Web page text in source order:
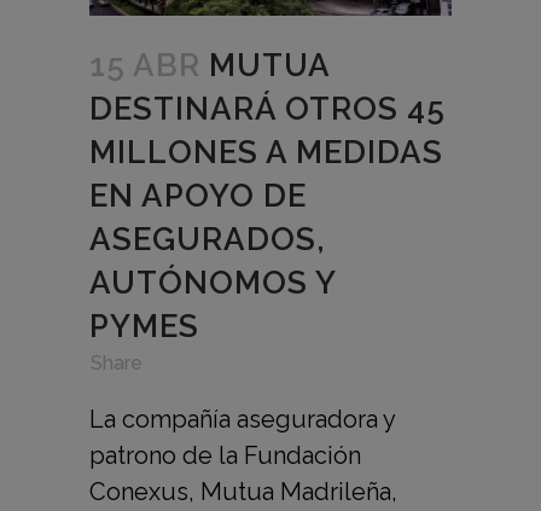
15 ABR MUTUA
DESTINARÁ OTROS 45
MILLONES A MEDIDAS
EN APOYO DE
ASEGURADOS,
AUTÓNOMOS Y
PYMES
Share
La compañía aseguradora y
patrono de la Fundación
Conexus, Mutua Madrileña,